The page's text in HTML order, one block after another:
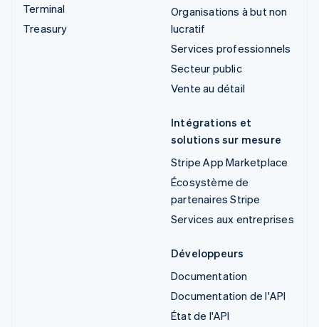
Terminal
Treasury
Organisations à but non
lucratif
Services professionnels
Secteur public
Vente au détail
Intégrations et
solutions sur mesure
Stripe App Marketplace
Écosystème de
partenaires Stripe
Services aux entreprises
Développeurs
Documentation
Documentation de l'API
État de l'API